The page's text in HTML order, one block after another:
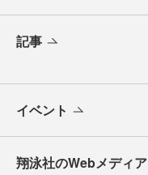
記事
イベント
翔泳社のWebメディア